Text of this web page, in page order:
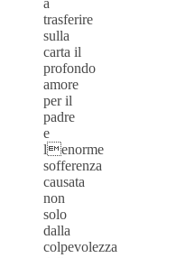
trasferire
sulla
carta il
profondo
amore
per il
padre
e
lenorme
sofferenza
causata
non
solo
dalla
colpevolezza